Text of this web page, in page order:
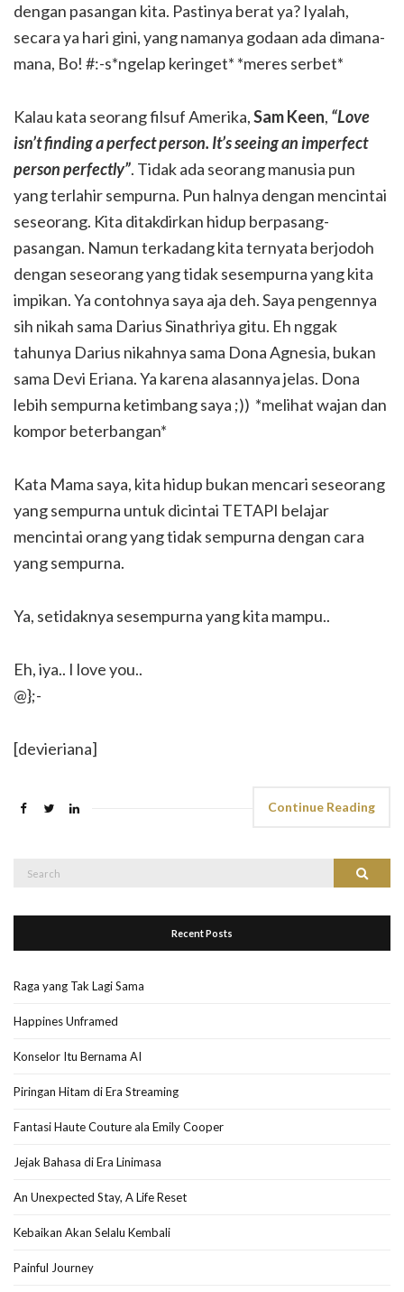
dengan pasangan kita. Pastinya berat ya? Iyalah,
secara ya hari gini, yang namanya godaan ada dimana-
mana, Bo! #:-s*ngelap keringet* *meres serbet*
Kalau kata seorang filsuf Amerika,Sam Keen, “Love
isn’t finding a perfect person. It’s seeing an imperfect
person perfectly”. Tidak ada seorang manusia pun
yang terlahir sempurna. Pun halnya dengan mencintai
seseorang. Kita ditakdirkan hidup berpasang-
pasangan. Namun terkadang kita ternyata berjodoh
dengan seseorang yang tidak sesempurna yang kita
impikan. Ya contohnya saya aja deh. Saya pengennya
sih nikah sama Darius Sinathriya gitu. Eh nggak
tahunya Darius nikahnya sama Dona Agnesia, bukan
sama Devi Eriana. Ya karena alasannya jelas. Dona
lebih sempurna ketimbang saya ;)) *melihat wajan dan
kompor beterbangan*
Kata Mama saya, kita hidup bukan mencari seseorang
yang sempurna untuk dicintai TETAPI belajar
mencintai orang yang tidak sempurna dengan cara
yang sempurna.
Ya, setidaknya sesempurna yang kita mampu..
Eh, iya.. I love you..
@};-
[devieriana]
Continue Reading
Search
Search
Recent Posts
Raga yang Tak Lagi Sama
Happines Unframed
Konselor Itu Bernama AI
Piringan Hitam di Era Streaming
Fantasi Haute Couture ala Emily Cooper
Jejak Bahasa di Era Linimasa
An Unexpected Stay, A Life Reset
Kebaikan Akan Selalu Kembali
Painful Journey